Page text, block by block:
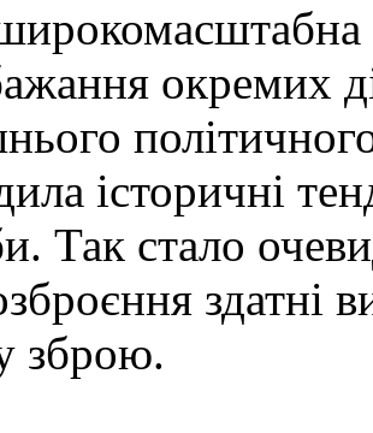
окремих
історичні
Так стало
здатні
зброю.